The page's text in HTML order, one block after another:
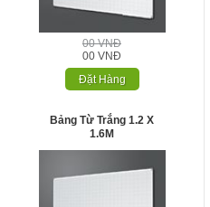
00 VNĐ
00 VNĐ
Đặt Hàng
Bảng Từ Trắng 1.2 X
1.6M